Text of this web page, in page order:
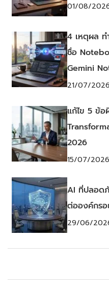
01/08/
4 เหตุผล ท
ชื่อ
Gemini
21/07/2026
แก้ไข 5 ข้
2026
15/07/2026
AI ที่ปลอด
ต่อองค์กรอ
29/06/